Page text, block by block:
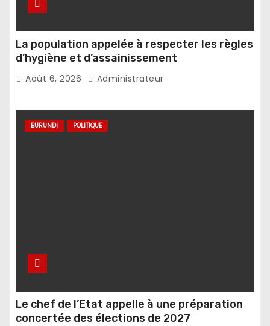
La population appelée à respecter les règles
d’hygiène et d’assainissement
Août 6, 2026 Administrateur
BURUNDI POLITIQUE
Le chef de l’Etat appelle à une préparation
concertée des élections de 2027